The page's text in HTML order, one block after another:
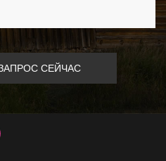
СЕЙЧАС